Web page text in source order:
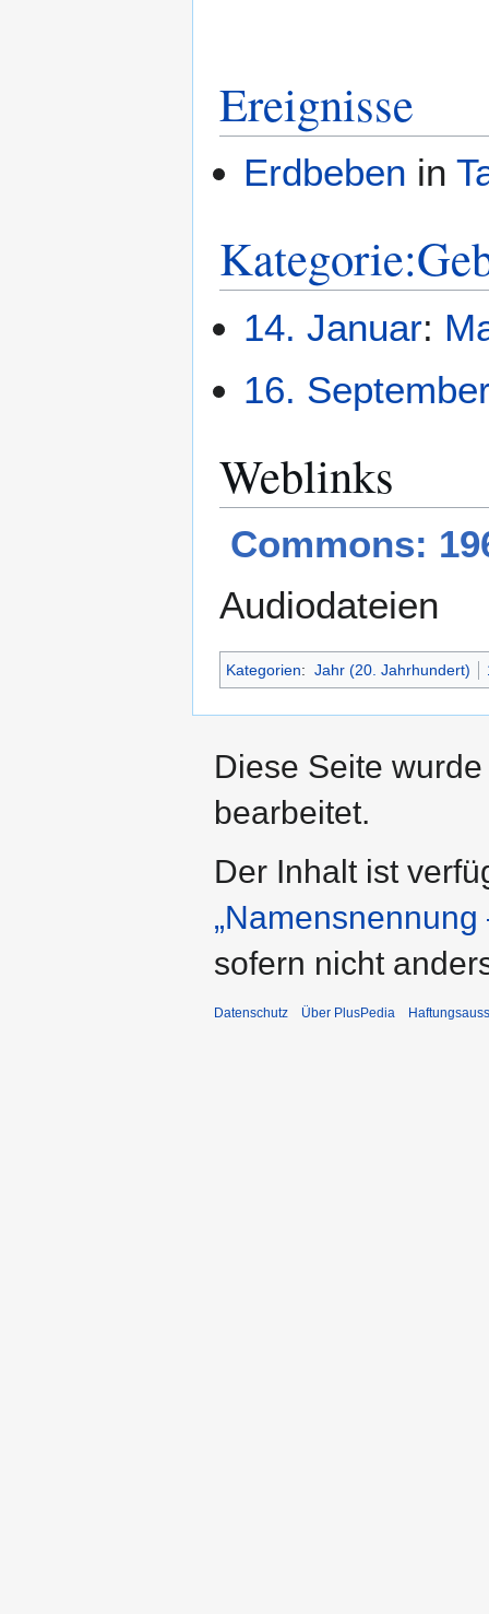
Ereignisse
Erdbeben in
14. Januar:
16.
Weblinks
Commons:
Audiodateien
Kategorien: Jahr (20. Jahrhundert)
Diese Seite
bearbeitet.
Der Inhalt ist
sofern nicht
Datenschutz Über PlusPedia